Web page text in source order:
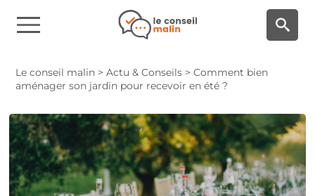
Le conseil malin >Actu & Conseils >Comment bien
aménager son jardin pour recevoir en été ?